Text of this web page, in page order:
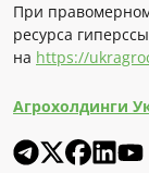
При
ресурса
на https://
Агрохолдинги